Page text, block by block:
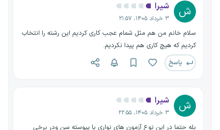
ش شیرا
۳ خرداد ۱۴۰۵، ۲۱:۵۷
سلام خانم من هم مثل شمام عجب کاری کردیم این رشته را انتخاب
کردیم که هیچ کاری هم پیدا نکردیم.
پاسخ
ش شیرا
۳ خرداد ۱۴۰۵، ۲۲:۵۵
بله حتما در این نوع آزمون های نواری یا پیوسته سن ودر برخی